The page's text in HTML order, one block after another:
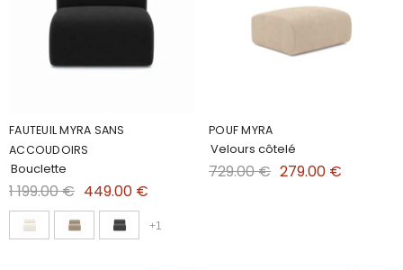
FAUTEUIL MYRA SANS
ACCOUDOIRS
Bouclette
1 199.00 € 449.00 €
+1
POUF MYRA
Velours côtelé
729.00 € 279.00 €